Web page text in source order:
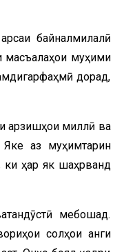
байналмилалӣ
масъалаҳои муҳими
дорад,
арзишҳои миллӣ ва
Яке аз муҳимтарин
ки ҳар як шаҳрванд
мебошад.
солҳои ҷанги